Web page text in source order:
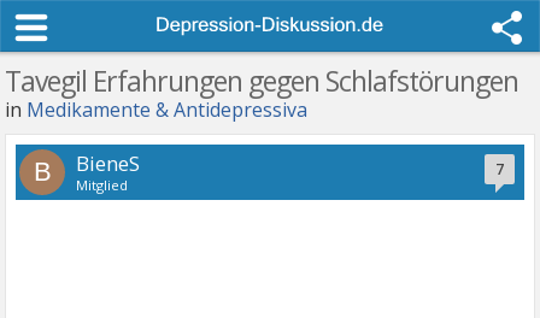
Tavegil Erfahrungen gegen Schlafstörungen
in Medikamente & Antidepressiva
7
B BieneS
Mitglied